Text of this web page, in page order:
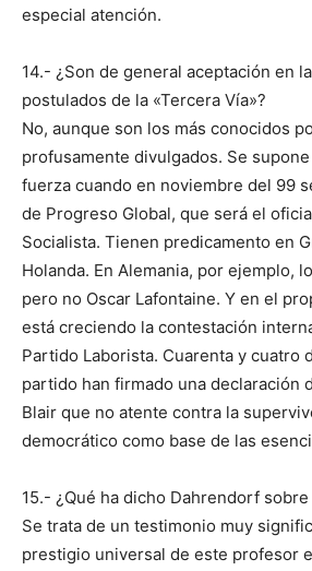
especial atención.
14.- ¿Son de general aceptación en
postulados de la «Tercera Vía»?
No, aunque son los más conocidos
profusamente divulgados. Se
fuerza cuando en noviembre del 99
de Progreso Global, que será el
Socialista. Tienen predicamento en
Holanda. En Alemania, por ejemplo,
pero no Oscar Lafontaine. Y en el
está creciendo la contestación
Partido Laborista. Cuarenta y cuatro
partido han firmado una declaración
Blair que no atente contra la
democrático como base de las
15.- ¿Qué ha dicho Dahrendorf sobre
Se trata de un testimonio muy
prestigio universal de este profesor